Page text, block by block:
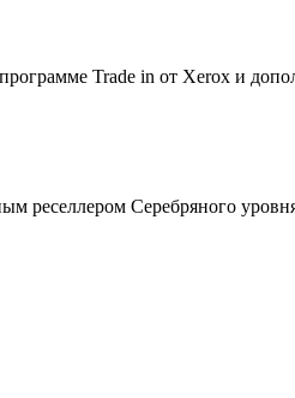
Trade in от Xerox и
реселлером Серебряного